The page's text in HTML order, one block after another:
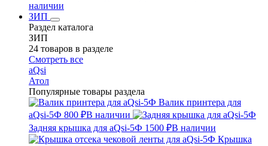
наличии
ЗИП
Раздел каталога
ЗИП
24 товаров в разделе
Смотреть все
aQsi
Атол
Популярные товары раздела
Валик принтера для
aQsi-5Ф 800 ₽В наличии
Задняя крышка для aQsi-5Ф 1500 ₽В наличии
Крышка